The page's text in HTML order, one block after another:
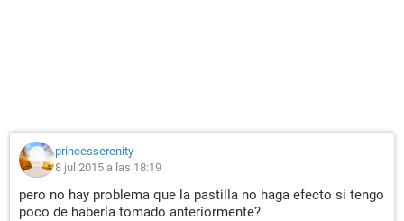
princesserenity
8 jul 2015 a las 18:19
pero no hay problema que la pastilla no haga efecto si tengo
poco de haberla tomado anteriormente?